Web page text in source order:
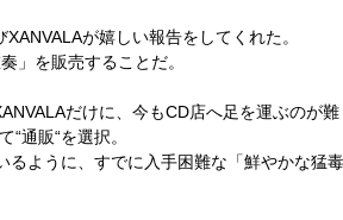
XANVALAが嬉しい報告をしてくれた。
」を販売することだ。
だけに、今もCD店へ足を運ぶのが
“通販“を選択。
るように、すでに入手困難な「鮮やかな猛